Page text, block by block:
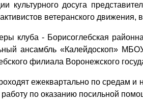
культурного досуга
ветеранского движения,
клуба - Борисоглебская
ансамбль «Калейдоскоп»
филиала Воронежского
ежеквартально по средам и
работу по оказанию посильной